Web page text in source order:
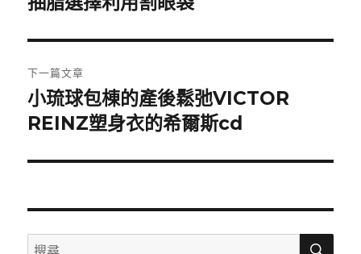
覽
文
章:
下一篇文章
下
一
文
小琉球包棟的產後鬆弛VICTOR
REINZ塑身衣的希爾斯cd
搜
搜